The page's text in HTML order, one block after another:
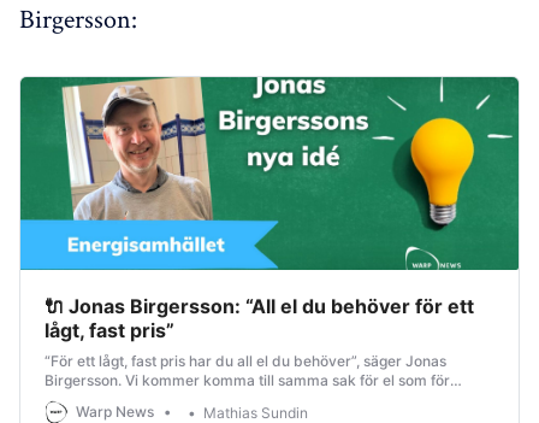
Birgersson:
🔌 Jonas Birgersson: “All el du behöver för ett
lågt, fast pris”
“För ett lågt, fast pris har du all el du behöver”, säger Jonas
Birgersson. Vi kommer komma till samma sak för el som för
bredband.
Warp News Mathias Sundin